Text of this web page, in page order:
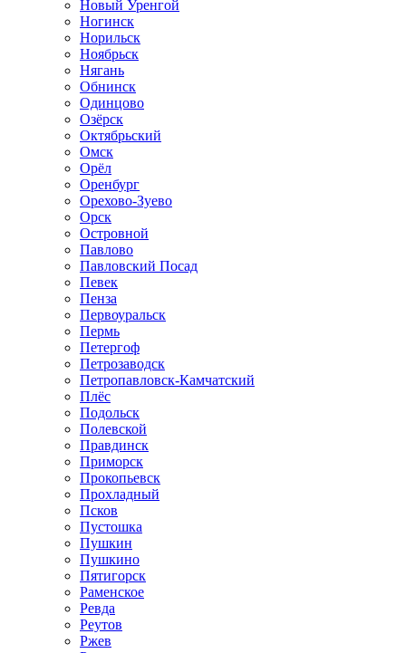
Новый Уренгой
Ногинск
Норильск
Ноябрьск
Нягань
Обнинск
Одинцово
Озёрск
Октябрьский
Омск
Орёл
Оренбург
Орехово-Зуево
Орск
Островной
Павлово
Павловский Посад
Певек
Пенза
Первоуральск
Пермь
Петергоф
Петрозаводск
Петропавловск-Камчатский
Плёс
Подольск
Полевской
Правдинск
Приморск
Прокопьевск
Прохладный
Псков
Пустошка
Пушкин
Пушкино
Пятигорск
Раменское
Ревда
Реутов
Ржев